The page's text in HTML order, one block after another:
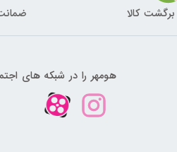
کالا
هومهر را در شبکه های